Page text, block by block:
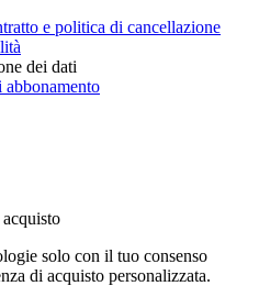
e politica di cancellazione
dei dati
solo con il tuo consenso
di acquisto personalizzata.